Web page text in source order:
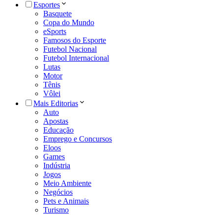
Esportes
Basquete
Copa do Mundo
eSports
Famosos do Esporte
Futebol Nacional
Futebol Internacional
Lutas
Motor
Tênis
Vôlei
Mais Editorias
Auto
Apostas
Educação
Emprego e Concursos
Eloos
Games
Indústria
Jogos
Meio Ambiente
Negócios
Pets e Animais
Turismo